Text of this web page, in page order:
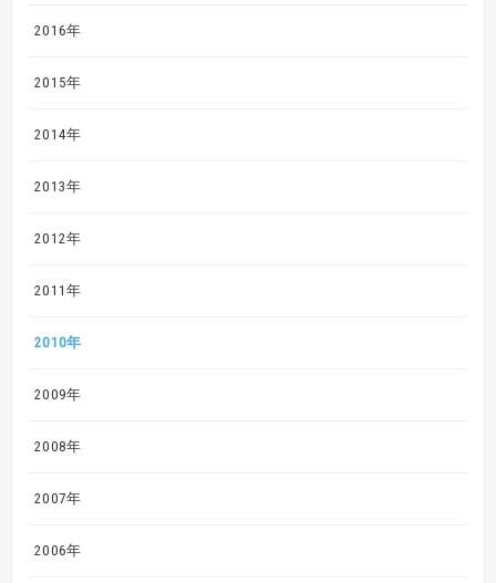
2016年
2015年
2014年
2013年
2012年
2011年
2010年
2009年
2008年
2007年
2006年